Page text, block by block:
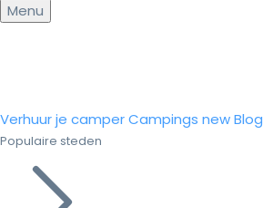
Menu
Verhuur je camperCampings newBlog
Populaire steden